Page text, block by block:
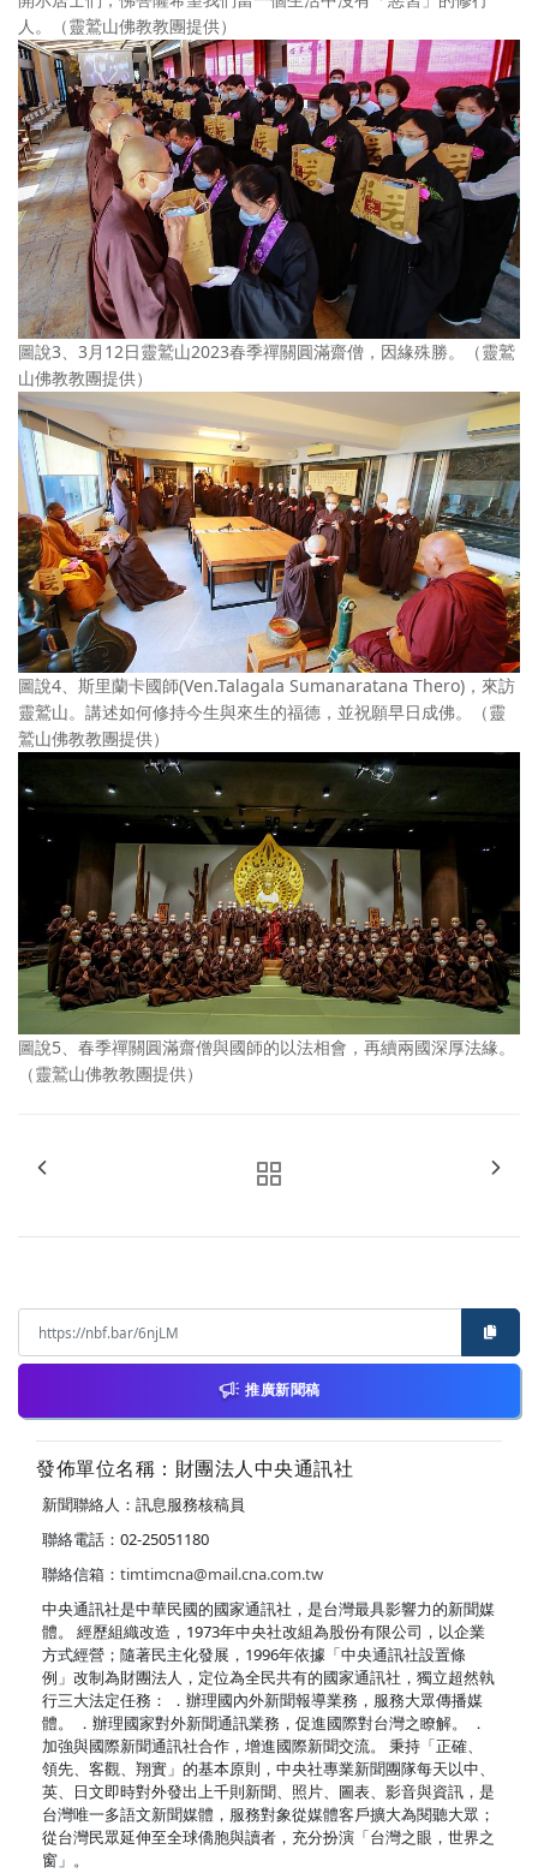
人。（靈鷲山佛教教團提供）
圖說3、3月12日靈鷲山2023春季禪關圓滿齋僧，因緣殊勝。（靈鷲
山佛教教團提供）
圖說4、斯里蘭卡國師(Ven.Talagala Sumanaratana Thero)，來訪
靈鷲山。講述如何修持今生與來生的福德，並祝願早日成佛。（靈
鷲山佛教教團提供）
圖說5、春季禪關圓滿齋僧與國師的以法相會，再續兩國深厚法緣。
（靈鷲山佛教教團提供）
推廣新聞稿
發佈單位名稱：財團法人中央通訊社
新聞聯絡人：訊息服務核稿員
聯絡電話：02-25051180
聯絡信箱： timtimcna@mail.cna.com.tw
中央通訊社是中華民國的國家通訊社，是台灣最具影響力的新聞媒
體。 經歷組織改造，1973年中央社改組為股份有限公司，以企業
方式經營；隨著民主化發展，1996年依據「中央通訊社設置條
例」改制為財團法人，定位為全民共有的國家通訊社，獨立超然執
行三大法定任務： ．辦理國內外新聞報導業務，服務大眾傳播媒
體。 ．辦理國家對外新聞通訊業務，促進國際對台灣之瞭解。 ．
加強與國際新聞通訊社合作，增進國際新聞交流。 秉持「正確、
領先、客觀、翔實」的基本原則，中央社專業新聞團隊每天以中、
英、日文即時對外發出上千則新聞、照片、圖表、影音與資訊，是
台灣唯一多語文新聞媒體，服務對象從媒體客戶擴大為閱聽大眾；
從台灣民眾延伸至全球僑胞與讀者，充分扮演「台灣之眼，世界之
窗」。